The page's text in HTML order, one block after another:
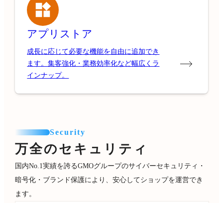
アプリストア
成長に応じて必要な機能を自由に追加でき
ます。集客強化・業務効率化など幅広くラ
インナップ。
Security
万全のセキュリティ
国内No.1実績を誇るGMOグループのサイバーセキュリティ・
暗号化・ブランド保護により、安心してショップを運営でき
ます。